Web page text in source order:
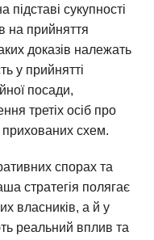
сукупності
на прийняття
доказів належать
у прийнятті
посади,
третіх осіб про
схем.
спорах та
стратегія полягає
власників, а й у
реальний вплив та